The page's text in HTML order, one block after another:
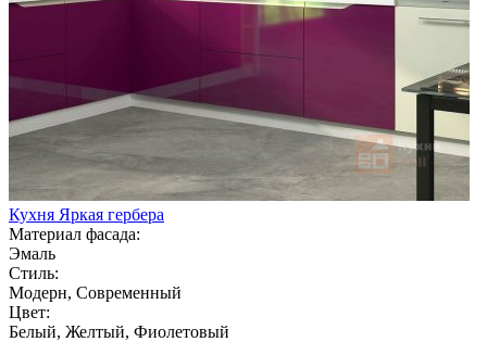
Кухня Яркая гербера
Материал фасада:
Эмаль
Стиль:
Модерн, Современный
Цвет:
Белый, Желтый, Фиолетовый